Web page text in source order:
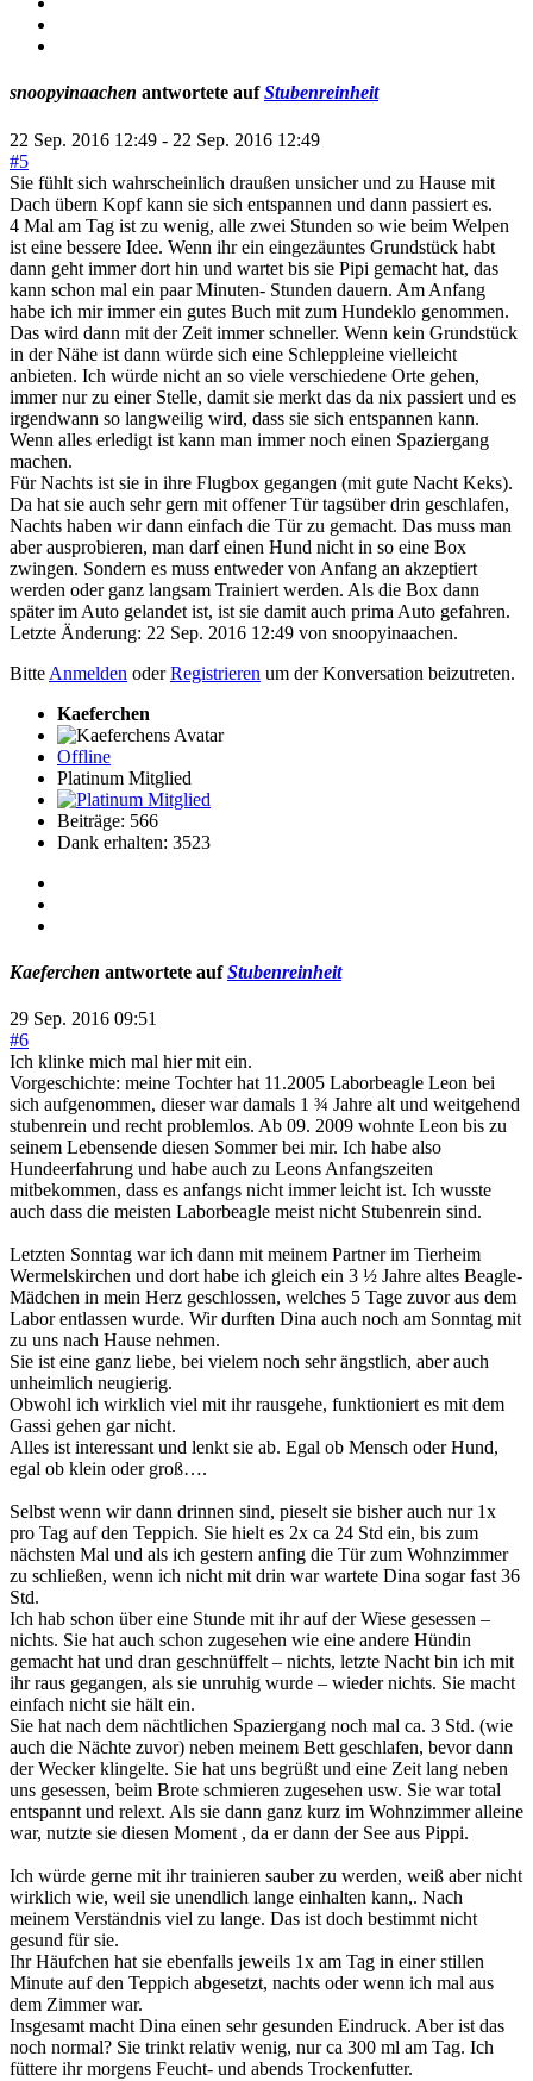
snoopyinaachen antwortete aufStubenreinheit
22 Sep. 2016 12:49 - 22 Sep. 2016 12:49
#5
Sie fühlt sich wahrscheinlich draußen unsicher und zu Hause mit
Dach übern Kopf kann sie sich entspannen und dann passiert es.
4 Mal am Tag ist zu wenig, alle zwei Stunden so wie beim Welpen
ist eine bessere Idee. Wenn ihr ein eingezäuntes Grundstück habt
dann geht immer dort hin und wartet bis sie Pipi gemacht hat, das
kann schon mal ein paar Minuten- Stunden dauern. Am Anfang
habe ich mir immer ein gutes Buch mit zum Hundeklo genommen.
Das wird dann mit der Zeit immer schneller. Wenn kein Grundstück
in der Nähe ist dann würde sich eine Schleppleine vielleicht
anbieten. Ich würde nicht an so viele verschiedene Orte gehen,
immer nur zu einer Stelle, damit sie merkt das da nix passiert und es
irgendwann so langweilig wird, dass sie sich entspannen kann.
Wenn alles erledigt ist kann man immer noch einen Spaziergang
machen.
Für Nachts ist sie in ihre Flugbox gegangen (mit gute Nacht Keks).
Da hat sie auch sehr gern mit offener Tür tagsüber drin geschlafen,
Nachts haben wir dann einfach die Tür zu gemacht. Das muss man
aber ausprobieren, man darf einen Hund nicht in so eine Box
zwingen. Sondern es muss entweder von Anfang an akzeptiert
werden oder ganz langsam Trainiert werden. Als die Box dann
später im Auto gelandet ist, ist sie damit auch prima Auto gefahren.
Letzte Änderung: 22 Sep. 2016 12:49 von snoopyinaachen.
Bitte Anmelden oderRegistrieren um der Konversation beizutreten.
Kaeferchen
Offline
Platinum Mitglied
Beiträge: 566
Dank erhalten: 3523
Kaeferchen antwortete aufStubenreinheit
29 Sep. 2016 09:51
#6
Ich klinke mich mal hier mit ein.
Vorgeschichte: meine Tochter hat 11.2005 Laborbeagle Leon bei
sich aufgenommen, dieser war damals 1 ¾ Jahre alt und weitgehend
stubenrein und recht problemlos. Ab 09. 2009 wohnte Leon bis zu
seinem Lebensende diesen Sommer bei mir. Ich habe also
Hundeerfahrung und habe auch zu Leons Anfangszeiten
mitbekommen, dass es anfangs nicht immer leicht ist. Ich wusste
auch dass die meisten Laborbeagle meist nicht Stubenrein sind.
Letzten Sonntag war ich dann mit meinem Partner im Tierheim
Wermelskirchen und dort habe ich gleich ein 3 ½ Jahre altes Beagle-
Mädchen in mein Herz geschlossen, welches 5 Tage zuvor aus dem
Labor entlassen wurde. Wir durften Dina auch noch am Sonntag mit
zu uns nach Hause nehmen.
Sie ist eine ganz liebe, bei vielem noch sehr ängstlich, aber auch
unheimlich neugierig.
Obwohl ich wirklich viel mit ihr rausgehe, funktioniert es mit dem
Gassi gehen gar nicht.
Alles ist interessant und lenkt sie ab. Egal ob Mensch oder Hund,
egal ob klein oder groß….
Selbst wenn wir dann drinnen sind, pieselt sie bisher auch nur 1x
pro Tag auf den Teppich. Sie hielt es 2x ca 24 Std ein, bis zum
nächsten Mal und als ich gestern anfing die Tür zum Wohnzimmer
zu schließen, wenn ich nicht mit drin war wartete Dina sogar fast 36
Std.
Ich hab schon über eine Stunde mit ihr auf der Wiese gesessen –
nichts. Sie hat auch schon zugesehen wie eine andere Hündin
gemacht hat und dran geschnüffelt – nichts, letzte Nacht bin ich mit
ihr raus gegangen, als sie unruhig wurde – wieder nichts. Sie macht
einfach nicht sie hält ein.
Sie hat nach dem nächtlichen Spaziergang noch mal ca. 3 Std. (wie
auch die Nächte zuvor) neben meinem Bett geschlafen, bevor dann
der Wecker klingelte. Sie hat uns begrüßt und eine Zeit lang neben
uns gesessen, beim Brote schmieren zugesehen usw. Sie war total
entspannt und relext. Als sie dann ganz kurz im Wohnzimmer alleine
war, nutzte sie diesen Moment , da er dann der See aus Pippi.
Ich würde gerne mit ihr trainieren sauber zu werden, weiß aber nicht
wirklich wie, weil sie unendlich lange einhalten kann,. Nach
meinem Verständnis viel zu lange. Das ist doch bestimmt nicht
gesund für sie.
Ihr Häufchen hat sie ebenfalls jeweils 1x am Tag in einer stillen
Minute auf den Teppich abgesetzt, nachts oder wenn ich mal aus
dem Zimmer war.
Insgesamt macht Dina einen sehr gesunden Eindruck. Aber ist das
noch normal? Sie trinkt relativ wenig, nur ca 300 ml am Tag. Ich
füttere ihr morgens Feucht- und abends Trockenfutter.